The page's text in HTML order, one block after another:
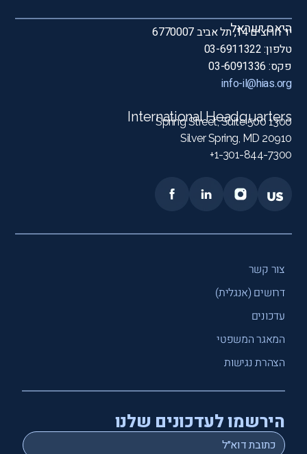
היאס ישראל
יד חרוצים 14, תל אביב 6770007
טלפון: 03-6911322
פקס: 03-6091336
info-il@hias.org
International Headquarters
1300 Spring Street, Suite 500
Silver Spring, MD 20910
1-301-844-7300+
צור קשר
דרושים (אנגלית)
עדכונים
המאגר המשפטי
הצהרת נגישות
הירשמו לעדכונים שלנו
Email
*